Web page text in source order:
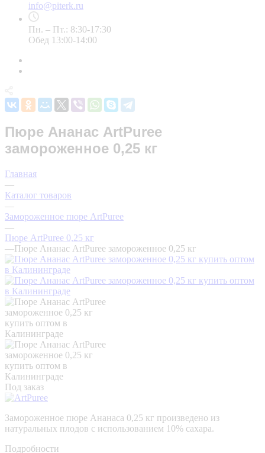
info@piterk.ru
Пн. – Пт.: 8:30-17:30
Обед 13:00-14:00
Пюре Ананас ArtPuree
замороженное 0,25 кг
Главная
—
Каталог товаров
—
Замороженное пюре ArtPuree
—
Пюре ArtPuree 0,25 кг
—Пюре Ананас ArtPuree замороженное 0,25 кг
Под заказ
Замороженное пюре Ананаса 0,25 кг произведено из
натуральных плодов с использованием 10% сахара.
Подробности